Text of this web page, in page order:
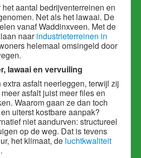
aantal bedrijventerreinen en
Net als het lawaai. De
vanaf Waddinxveen. Met de
naarindustrieterreinen in
helemaal omsingeld door
lawaai en vervuiling
asfalt neerleggen, terwijl zij
asfalt juist meer files en
Waarom gaan ze dan toch
uiterst kostbare aanpak?
niet aandurven: structureel
op de weg. Dat is tevens
het klimaat, de luchtkwaliteit